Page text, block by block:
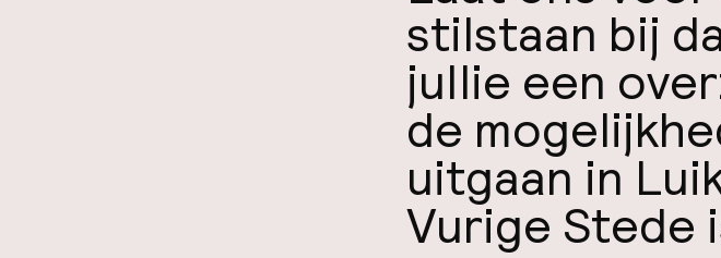
stilstaan bij
jullie een
de
uitgaan in
Vurige Stede